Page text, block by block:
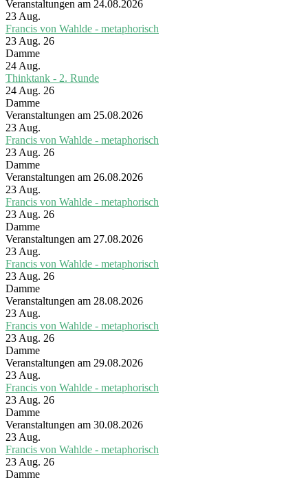
Veranstaltungen am 24.08.2026
23 Aug.
Francis von Wahlde - metaphorisch
23 Aug. 26
Damme
24 Aug.
Thinktank - 2. Runde
24 Aug. 26
Damme
Veranstaltungen am 25.08.2026
23 Aug.
Francis von Wahlde - metaphorisch
23 Aug. 26
Damme
Veranstaltungen am 26.08.2026
23 Aug.
Francis von Wahlde - metaphorisch
23 Aug. 26
Damme
Veranstaltungen am 27.08.2026
23 Aug.
Francis von Wahlde - metaphorisch
23 Aug. 26
Damme
Veranstaltungen am 28.08.2026
23 Aug.
Francis von Wahlde - metaphorisch
23 Aug. 26
Damme
Veranstaltungen am 29.08.2026
23 Aug.
Francis von Wahlde - metaphorisch
23 Aug. 26
Damme
Veranstaltungen am 30.08.2026
23 Aug.
Francis von Wahlde - metaphorisch
23 Aug. 26
Damme